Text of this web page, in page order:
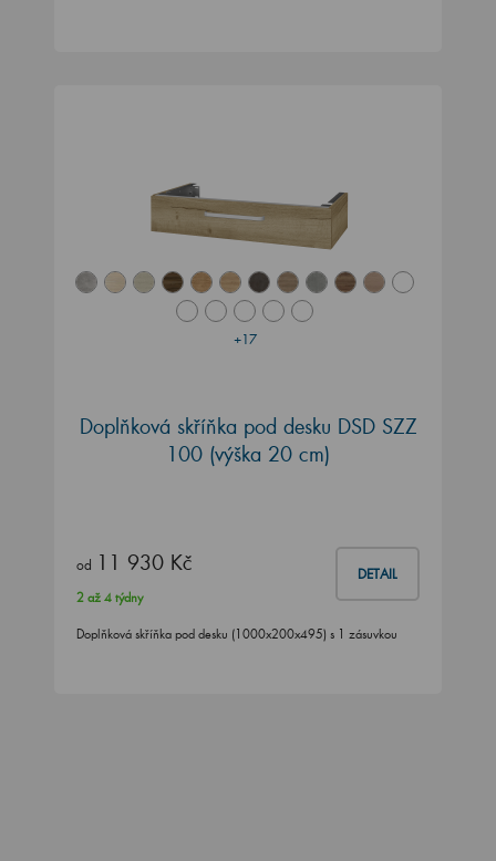
+17
Doplňková skříňka pod desku DSD SZZ
100 (výška 20 cm)
od 11 930 Kč DETAIL
2 až 4 týdny
Doplňková skříňka pod desku (1000x200x495) s 1 zásuvkou